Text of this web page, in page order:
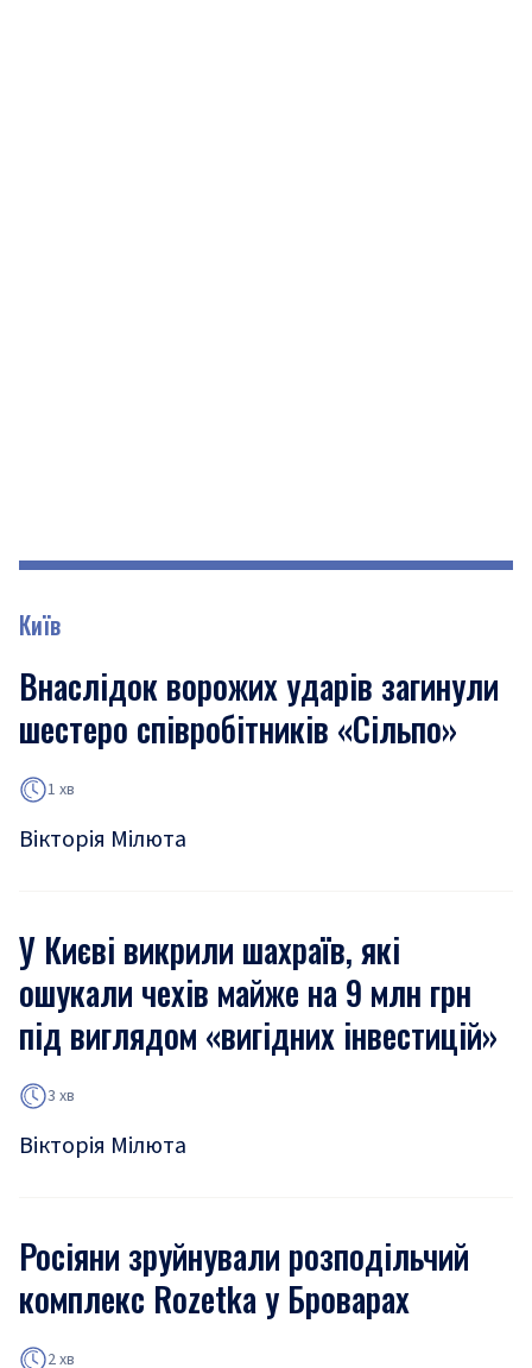
Київ
Внаслідок ворожих ударів загинули
шестеро співробітників «Сільпо»
1 хв
Вікторія Мілюта
У Києві викрили шахраїв, які
ошукали чехів майже на 9 млн грн
під виглядом «вигідних інвестицій»
3 хв
Вікторія Мілюта
Росіяни зруйнували розподільчий
комплекс Rozetka у Броварах
2 хв